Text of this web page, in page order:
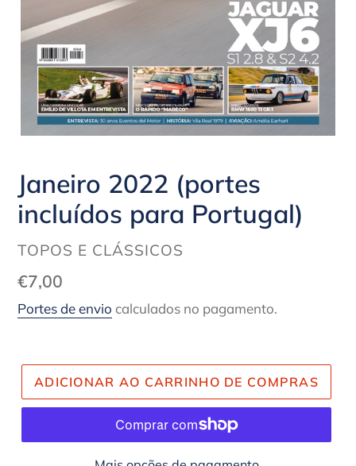
Janeiro 2022 (portes
incluídos para Portugal)
FORNECEDOR
TOPOS E CLÁSSICOS
Preço
normal
€7,00
Portes de envio calculados no pagamento.
ADICIONAR AO CARRINHO DE COMPRAS